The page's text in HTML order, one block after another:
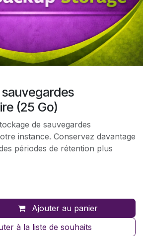
(25 Go)
de sauvegardes
instance. Conservez davantage
périodes de rétention plus
Ajouter au panier
à la liste de souhaits